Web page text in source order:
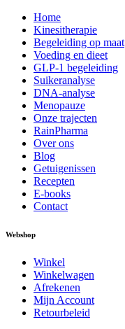
Home
Kinesitherapie
Begeleiding op maat
Voeding en dieet
GLP-1 begeleiding
Suikeranalyse
DNA-analyse
Menopauze
Onze trajecten
RainPharma
Over ons
Blog
Getuigenissen
Recepten
E-books
Contact
Webshop
Winkel
Winkelwagen
Afrekenen
Mijn Account
Retourbeleid